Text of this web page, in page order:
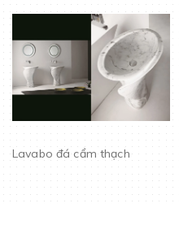
Lavabo đá cẩm thạch